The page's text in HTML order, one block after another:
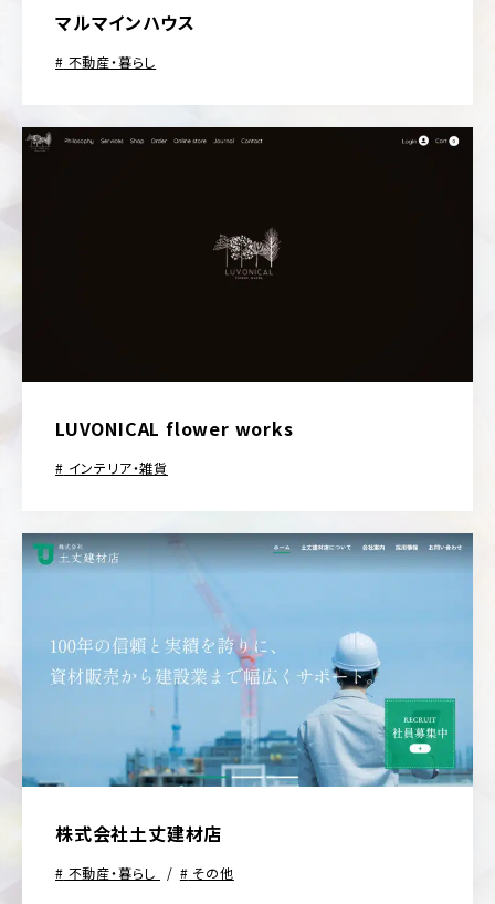
マルマインハウス
不動産・暮らし
LUVONICAL flower works
インテリア・雑貨
株式会社土丈建材店
不動産・暮らし その他